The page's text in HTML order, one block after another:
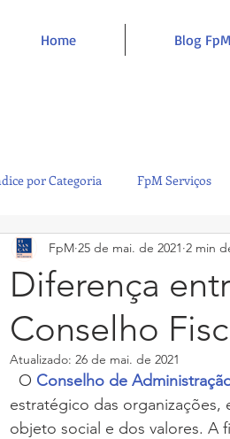
Home Blog FpM
por Categoria FpM Serviços
Controladoria
Top 12
Diferença
Conselho
FpM 25 de mai. de 2021 2 min
Atualizado: 26 de mai. de 2021
  O
Conselho de
estratégico das
objeto social e dos valores. A